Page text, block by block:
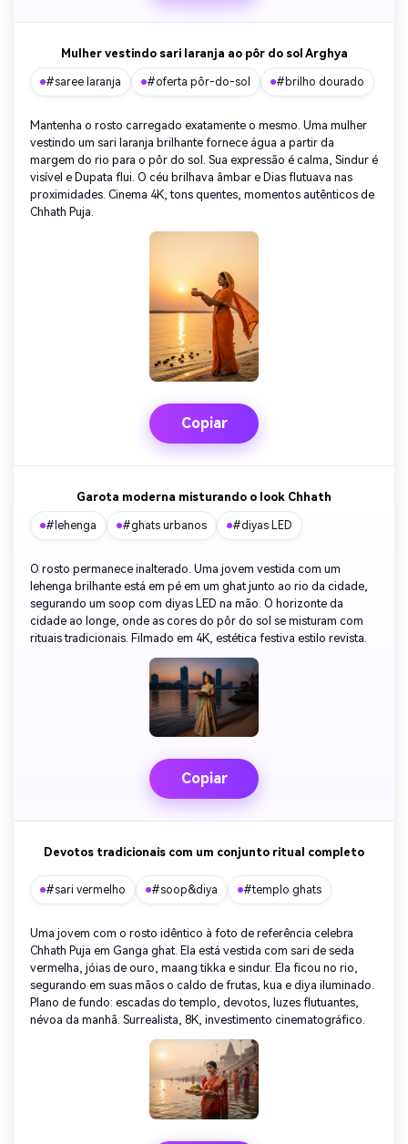
Mulher vestindo sari laranja ao pôr do sol Arghya
#saree laranja #oferta pôr-do-sol #brilho dourado
Mantenha o rosto carregado exatamente o mesmo. Uma mulher
vestindo um sari laranja brilhante fornece água a partir da
margem do rio para o pôr do sol. Sua expressão é calma, Sindur é
visível e Dupata flui. O céu brilhava âmbar e Dias flutuava nas
proximidades. Cinema 4K, tons quentes, momentos autênticos de
Chhath Puja.
Copiar
Garota moderna misturando o look Chhath
#lehenga #ghats urbanos #diyas LED
O rosto permanece inalterado. Uma jovem vestida com um
lehenga brilhante está em pé em um ghat junto ao rio da cidade,
segurando um soop com diyas LED na mão. O horizonte da
cidade ao longe, onde as cores do pôr do sol se misturam com
rituais tradicionais. Filmado em 4K, estética festiva estilo revista.
Copiar
Devotos tradicionais com um conjunto ritual completo
#sari vermelho #soop&diya #templo ghats
Uma jovem com o rosto idêntico à foto de referência celebra
Chhath Puja em Ganga ghat. Ela está vestida com sari de seda
vermelha, jóias de ouro, maang tikka e sindur. Ela ficou no rio,
segurando em suas mãos o caldo de frutas, kua e diya iluminado.
Plano de fundo: escadas do templo, devotos, luzes flutuantes,
névoa da manhã. Surrealista, 8K, investimento cinematográfico.
Crie imagens com
100% grátis!